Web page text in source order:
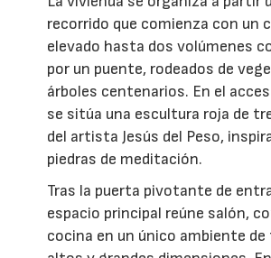
recorrido que comienza con un
elevado hasta dos volúmenes
por un puente, rodeados de
árboles centenarios. En el
se sitúa una escultura roja de
del artista Jesús del Peso,
piedras de meditación.
Tras la puerta pivotante de
espacio principal reúne salón,
cocina en un único ambiente